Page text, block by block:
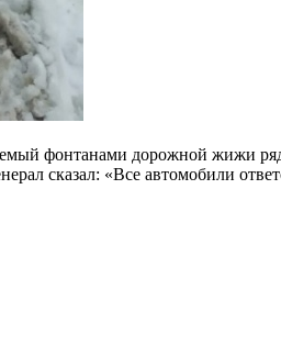
фонтанами дорожной жижи
сказал: «Все автомобили